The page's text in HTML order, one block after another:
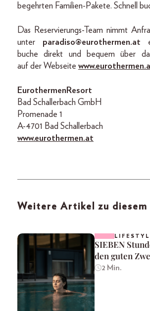
begehrten Familien-Pakete. Schnell
Das Reservierungs-Team nimmt
unter paradiso@eurothermen.at
buche direkt und bequem über
auf der Webseite
EurothermenResort
Bad Schallerbach GmbH
Promenade 1
A-4701 Bad Schallerbach
www.eurothermen.at
Weitere Artikel zu diesem
SIEBEN
den guten
2 Min.